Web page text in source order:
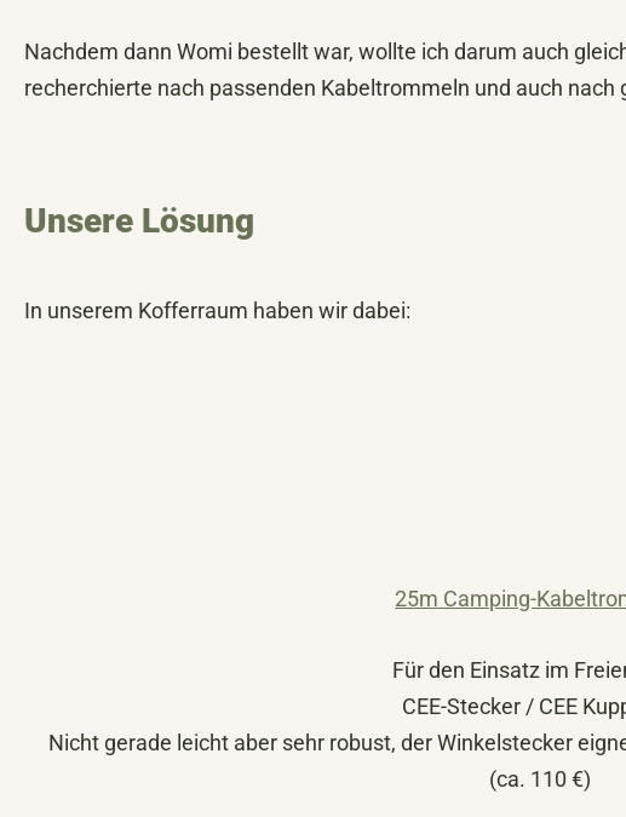
Nachdem dann Womi bestellt war, wollte ich darum auch
recherchierte nach passenden Kabeltrommeln und auch nach
Unsere Lösung
In unserem Kofferraum haben wir dabei:
25m Camping-
Für den Einsatz im
CEE-Stecker / CEE
Nicht gerade leicht aber sehr robust, der Winkelstecker
(ca. 110 €)